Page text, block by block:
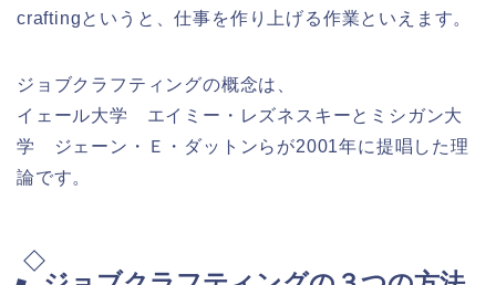
craftingというと、仕事を作り上げる作業といえます。
ジョブクラフティングの概念は、
イェール大学 エイミー・レズネスキーとミシガン大
学 ジェーン・Ｅ・ダットンらが2001年に提唱した理
論です。